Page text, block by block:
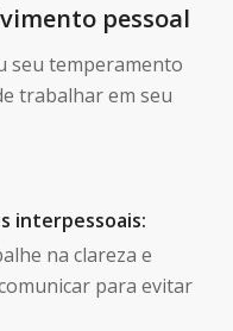
pessoal
seu temperamento
trabalhar em seu
interpessoais:
na clareza e
para evitar